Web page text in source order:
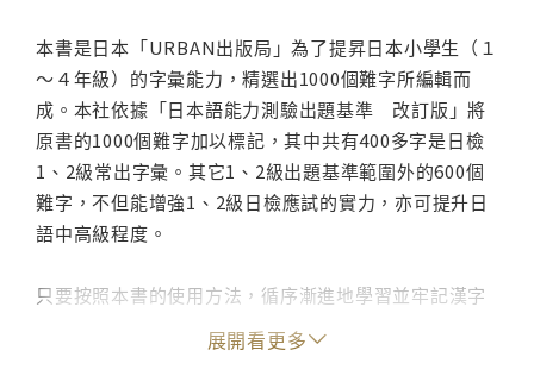
本書是日本「URBAN出版局」為了提昇日本小學生（１
～４年級）的字彙能力，精選出1000個難字所編輯而
成。本社依據「日本語能力測驗出題基準 改訂版」將
原書的1000個難字加以標記，其中共有400多字是日檢
1、2級常出字彙。其它1、2級出題基準範圍外的600個
難字，不但能增強1、2級日檢應試的實力，亦可提升日
語中高級程度。
只要按照本書的使用方法，循序漸進地學習並牢記漢字
的唸法，相信您也可以一聽到日語的發音就立刻反應出
其漢字及意義，應試時也能迅速了解整句含意且選出正
展開看更多